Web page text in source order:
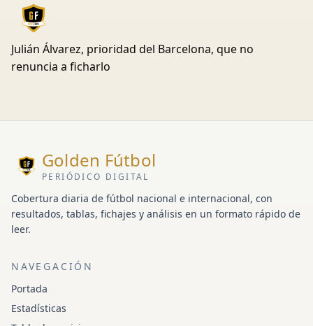
Julián Álvarez, prioridad del Barcelona, que no
renuncia a ficharlo
Golden Fútbol
PERIÓDICO DIGITAL
Cobertura diaria de fútbol nacional e internacional, con
resultados, tablas, fichajes y análisis en un formato rápido de
leer.
NAVEGACIÓN
Portada
Estadísticas